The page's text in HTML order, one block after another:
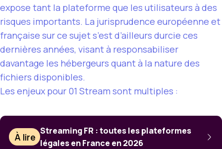
expose tant la plateforme que les utilisateurs à des
risques importants. La jurisprudence européenne et
française sur ce sujet s’est d’ailleurs durcie ces
dernières années, visant à responsabiliser
davantage les hébergeurs quant à la nature des
fichiers disponibles.
Les enjeux pour 01 Stream sont multiples :
À lire
Streaming FR : toutes les plateformes
légales en France en 2026